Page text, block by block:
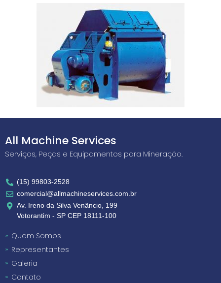
All Machine Services
Serviços, Peças e Equipamentos para Mineração.
(15) 99803-2528
comercial@allmachineservices.com.br
Av. Ireno da Silva Venâncio, 199
Votorantim - SP CEP 18111-100
Quem Somos
Representantes
Galeria
Contato